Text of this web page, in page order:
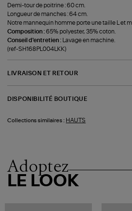
Demi-tour de poitrine : 60 cm.
Longueur de manches : 64 cm.
Notre mannequin homme porte une taille L et
Composition :65% polyester, 35% coton.
Conseil d'entretien :
Lavage en machine.
(ref-SH168PL004LKK)
LIVRAISON ET RETOUR
DISPONIBILITÉ BOUTIQUE
Collections similaires : HAUTS
Adoptez
LE LOOK